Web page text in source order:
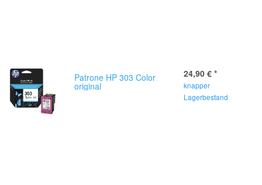
Patrone HP 303 Color
original
24,90 € *
knapper
Lagerbestand